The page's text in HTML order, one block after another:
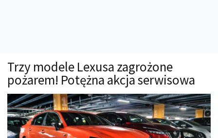
Technika jazdy
Oświetlenie
Kalkulatory
Przelicznik mocy
Auto z niemiec
Trzy modele Lexusa zagrożone
pożarem! Potężna akcja serwisowa